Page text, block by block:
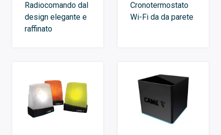
Radiocomando dal
design elegante e
raffinato
Cronotermostato
Wi-Fi da da parete